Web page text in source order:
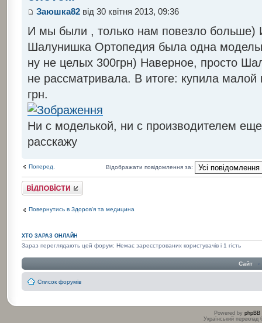
Заюшка82від 30 квітня 2013, 09:36
И мы были , только нам повезло больше)
Шалунишка Ортопедия была одна
ну не целых 300грн) Наверное, просто
не рассматривала. В итоге: купила
грн.
Ни с моделькой, ни с производителем
расскажу
Поперед. Відображати повідомлення за:
Відповісти
Повернутись в Здоров'я та медицина
ХТО ЗАРАЗ ОНЛАЙН
Зараз переглядають цей форум: Немає зареєстрованих користувачів і 1 гість
Сайт ‹
Список форумів
Powered by phpBB
Український